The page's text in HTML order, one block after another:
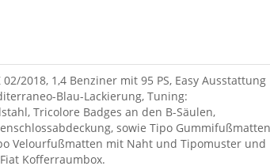
2018, 1,4 Benziner mit 95 PS, Easy Ausstattung
Blau-Lackierung, Tuning:
Tricolore Badges an den B-Säulen,
sowie Tipo Gummifußmatten
Velourfußmatten mit Naht und Tipomuster und
Kofferraumbox.